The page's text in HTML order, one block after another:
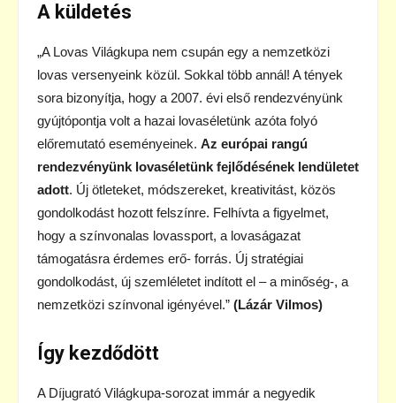
A küldetés
„A Lovas Világkupa nem csupán egy a nemzetközi
lovas versenyeink közül. Sokkal több annál! A tények
sora bizonyítja, hogy a 2007. évi első rendezvényünk
gyújtópontja volt a hazai lovaséletünk azóta folyó
előremutató eseményeinek. Az európai rangú
rendezvényünk lovaséletünk fejlődésének lendületet
adott. Új ötleteket, módszereket, kreativitást, közös
gondolkodást hozott felszínre. Felhívta a figyelmet,
hogy a színvonalas lovassport, a lovaságazat
támogatásra érdemes erő- forrás. Új stratégiai
gondolkodást, új szemléletet indított el – a minőség-, a
nemzetközi színvonal igényével.” (Lázár Vilmos)
Így kezdődött
A Díjugrató Világkupa-sorozat immár a negyedik